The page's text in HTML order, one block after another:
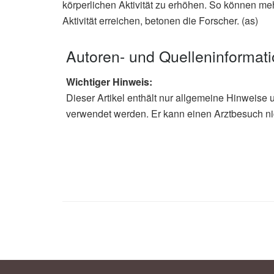
körperlichen Aktivität zu erhöhen. So können
Aktivität erreichen, betonen die Forscher. (as)
Autoren- und
Wichtiger Hinweis:
Dieser Artikel enthält nur allgemeine Hinweise
verwendet werden. Er kann einen Arztbesuch